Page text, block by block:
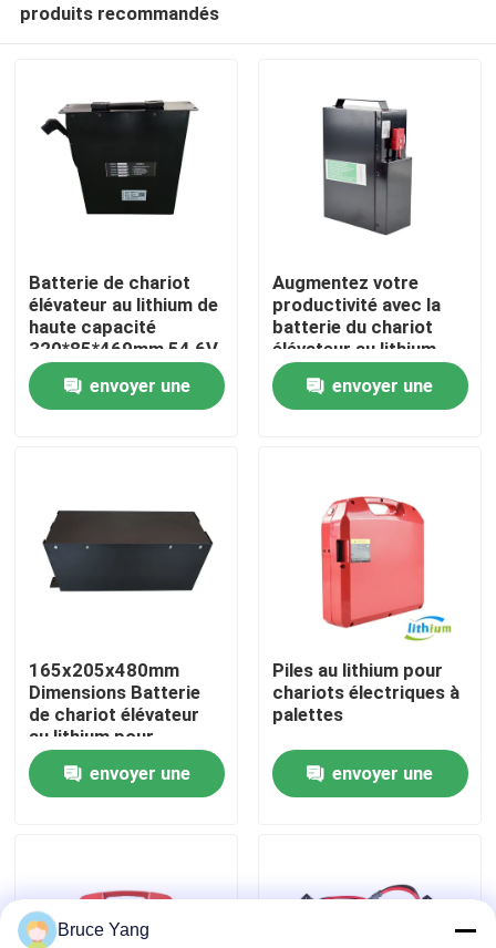
Maison
Produits
Visite d'usine
Contrôle de qualité
batterie au lithium de chariot élévateur
Lithium électrique Ion Battery de chariot élévateur
Batterie de camion de palette
produits recommandés
Batterie de chariot
élévateur au lithium de
haute capacité
320*85*469mm 54,6V
Longue durée de vie
envoyer une
Augmentez votre
productivité avec la
batterie du chariot
élévateur au lithium
envoyer une
165x205x480mm
Dimensions Batterie
de chariot élévateur
au lithium pour
applications lourdes
envoyer une
Piles au lithium pour
chariots électriques à
palettes
envoyer une
Bruce Yang